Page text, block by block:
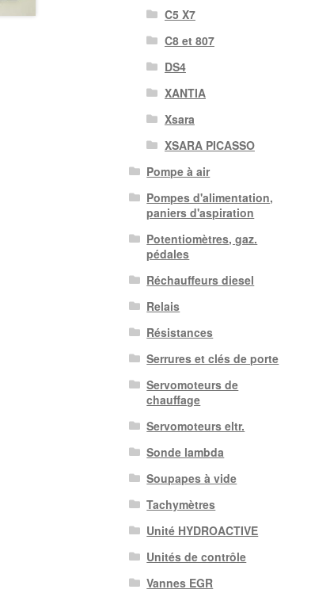
C5 X7
C8 et 807
DS4
XANTIA
Xsara
XSARA PICASSO
Pompe à air
Pompes d'alimentation,
paniers d'aspiration
Potentiomètres, gaz.
pédales
Réchauffeurs diesel
Relais
Résistances
Serrures et clés de porte
Servomoteurs de
chauffage
Servomoteurs eltr.
Sonde lambda
Soupapes à vide
Tachymètres
Unité HYDROACTIVE
Unités de contrôle
Vannes EGR